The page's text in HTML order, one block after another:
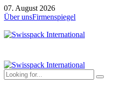
07. August 2026
Über unsFirmenspiegel